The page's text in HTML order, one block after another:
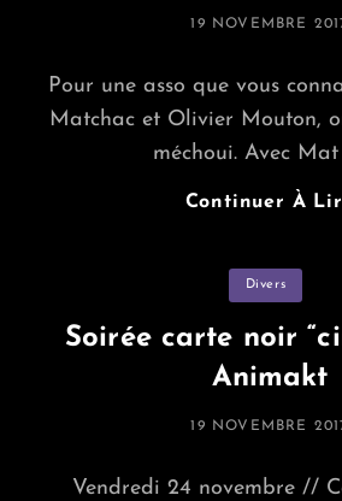
POSTED
19 NOVEMBRE
Pour une asso que vous
Matchac et Olivier Mouton,
méchoui. Avec
Continuer À
Categories
Divers
Soirée carte noir
Animakt
POSTED
19 NOVEMBRE
Vendredi 24 novembre //